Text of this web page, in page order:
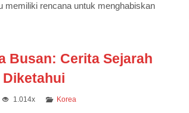
memiliki rencana untuk menghabiskan
Busan: Cerita Sejarah
1.014x Korea